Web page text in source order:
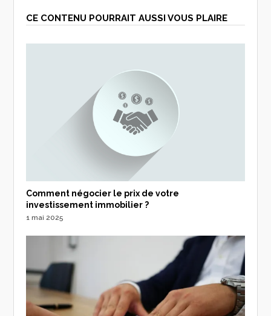
CE CONTENU POURRAIT AUSSI VOUS PLAIRE
Comment négocier le prix de votre
investissement immobilier ?
1 mai 2025